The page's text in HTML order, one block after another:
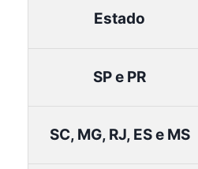
Estado
SP e PR
SC, MG, RJ, ES e MS